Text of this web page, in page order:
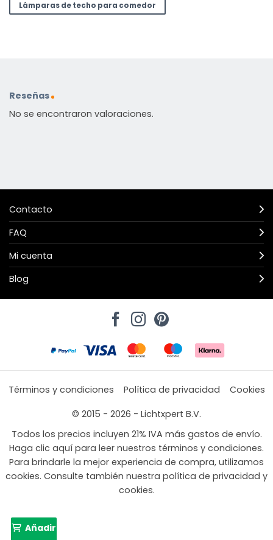
Lámparas de techo para comedor
Reseñas
No se encontraron valoraciones.
Contacto
FAQ
Mi cuenta
Blog
Términos y condiciones Política de privacidad
Cookies
© 2015 - 2026 - Lichtxpert B.V.
Todos los precios incluyen 21% IVA más gastos de envío.
Haga clic aquí para leer nuestros términos y condiciones.
Para brindarle la mejor experiencia de compra, utilizamos
cookies. Consulte también nuestra política de privacidad y
cookies.
Añadir